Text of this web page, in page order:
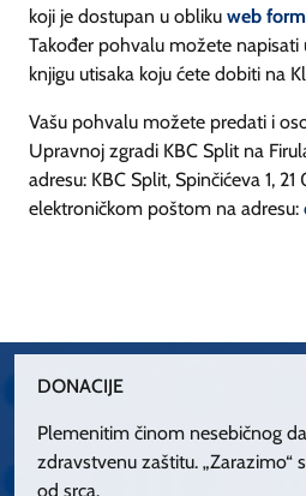
koji je dostupan u obliku web
Također pohvalu možete
knjigu utisaka koju ćete dobiti na
Vašu pohvalu možete predati i
Upravnoj zgradi KBC Split na
adresu: KBC Split, Spinčićeva 1,
elektroničkom poštom na adresu:
DONACIJE
Plemenitim činom nesebičnog
zdravstvenu zaštitu.
od srca.